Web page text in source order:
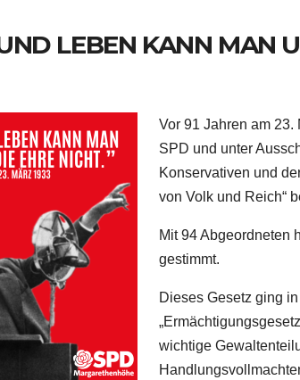
LEBEN KANN MAN
Vor 91 Jahren am
SPD und unter
Konservativen und
von Volk und Reich“
Mit 94 Abgeordneten
gestimmt.
Dieses Gesetz ging
wichtige